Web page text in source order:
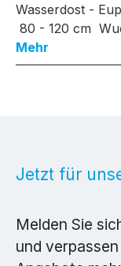
Wasserdost -
80 - 120 cm
Mehr
Jetzt für
Melden Sie
und